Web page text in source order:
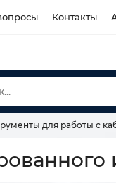
Контакты
для работы с